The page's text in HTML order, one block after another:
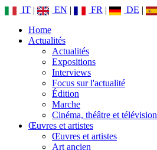
IT | EN | FR | DE |
Home
Actualités
Actualités
Expositions
Interviews
Focus sur l'actualité
Édition
Marche
Cinéma, théâtre et télévision
Œuvres et artistes
Œuvres et artistes
Art ancien